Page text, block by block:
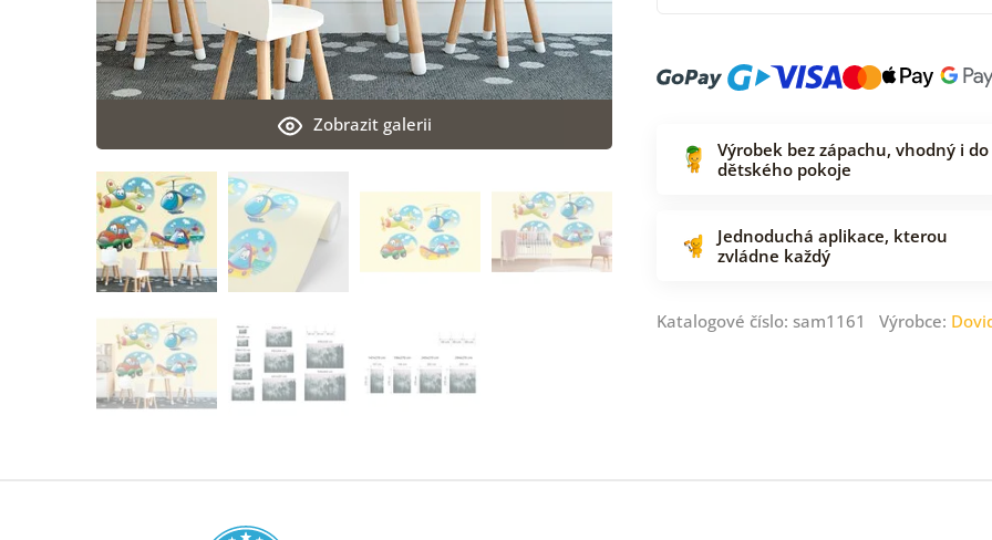
Zobrazit galerii
Výrobek bez zápachu, vhodný i do
dětského pokoje
Jednoduchá aplikace, kterou
zvládne každý
Katalogové číslo: sam1161 Výrobce: